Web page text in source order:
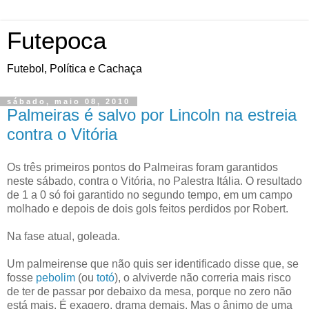
Futepoca
Futebol, Política e Cachaça
sábado, maio 08, 2010
Palmeiras é salvo por Lincoln na estreia
contra o Vitória
Os três primeiros pontos do Palmeiras foram garantidos
neste sábado, contra o Vitória, no Palestra Itália. O resultado
de 1 a 0 só foi garantido no segundo tempo, em um campo
molhado e depois de dois gols feitos perdidos por Robert.
Na fase atual, goleada.
Um palmeirense que não quis ser identificado disse que, se
fosse pebolim (ou totó), o alviverde não correria mais risco
de ter de passar por debaixo da mesa, porque no zero não
está mais. É exagero, drama demais. Mas o ânimo de uma